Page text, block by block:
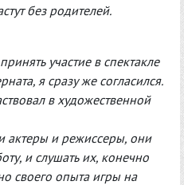
без родителей.
участие в спектакле
я сразу же согласился.
в художественной
актеры и режиссеры, они
и слушать их, конечно
своего опыта игры на